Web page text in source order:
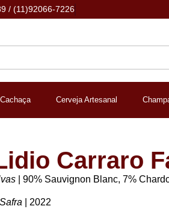
/ (11)92066-7226
Cachaça Cerveja Artesanal
Carraro
| 90% Sauvignon Blanc, 7%
Safra | 2022